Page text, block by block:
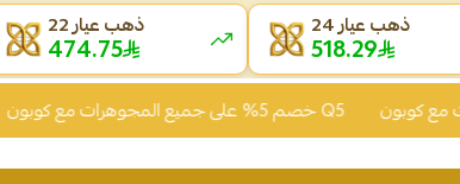
خصم 5% على جميع المجوهرات مع كوبون Q5
ذهب عيار 22
474.76
ذهب عيار 24
518.24